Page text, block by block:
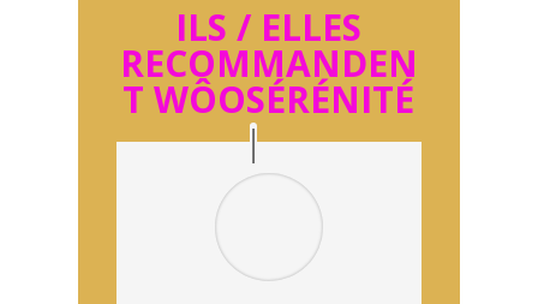
ILS / ELLES
RECOMMANDEN
T WÔOSÉRÉNITÉ